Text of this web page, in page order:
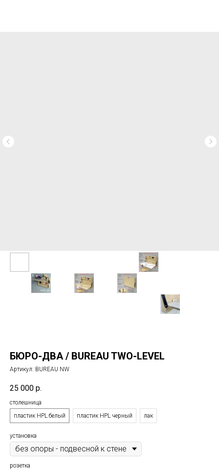
БЮРО-ДВА / BUREAU TWO-LEVEL
Артикул: BUREAU NW
25 000 р.
столешница
пластик HPL белый
пластик HPL черный лак
установка
розетка